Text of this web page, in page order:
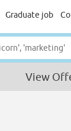
Graduate job
View